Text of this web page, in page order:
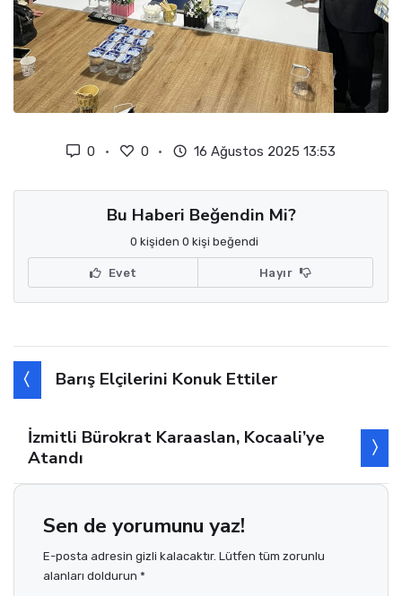
0 0 16 Ağustos 2025 13:53
Bu Haberi Beğendin Mi?
0 kişiden 0 kişi beğendi
Evet Hayır
Barış Elçilerini Konuk Ettiler
İzmitli Bürokrat Karaaslan, Kocaali’ye
Atandı
Sen de yorumunu yaz!
E-posta adresin gizli kalacaktır. Lütfen tüm zorunlu
alanları doldurun *